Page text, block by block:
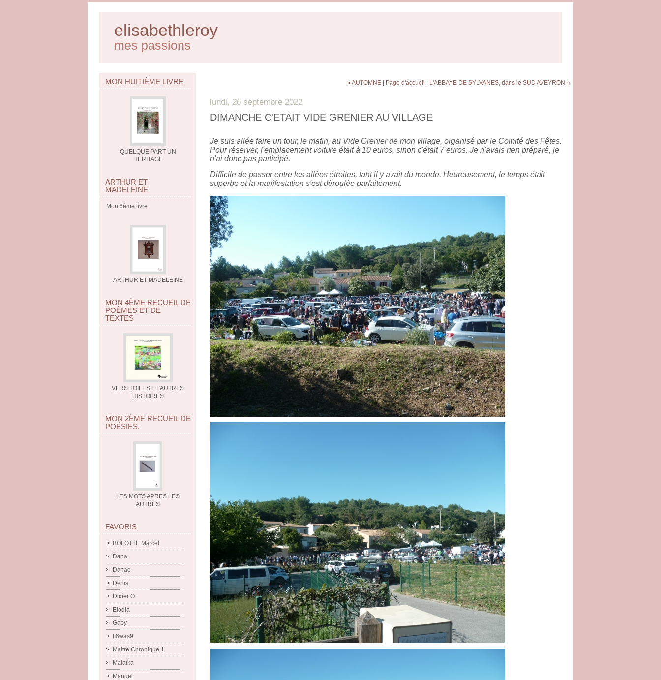
elisabethleroy
mes passions
MON HUITIÈME LIVRE
QUELQUE PART UN
HERITAGE
ARTHUR ET
MADELEINE
Mon 6ème livre
ARTHUR ET MADELEINE
MON 4ÈME RECUEIL DE
POÈMES ET DE
TEXTES
VERS TOILES ET AUTRES
HISTOIRES
MON 2ÈME RECUEIL DE
POÉSIES.
LES MOTS APRES LES
AUTRES
FAVORIS
BOLOTTE Marcel
Dana
Danae
Denis
Didier O.
Elodia
Gaby
If6was9
Maitre Chronique 1
Malaïka
Manuel
« AUTOMNE Page d'accueil L'ABBAYE DE SYLVANES, dans le SUD AVEYRON »
lundi, 26 septembre 2022
DIMANCHE C'ETAIT VIDE GRENIER AU VILLAGE
Je suis allée faire un tour, le matin, au Vide Grenier de mon village, organisé par le Comité des Fêtes.
Pour réserver, l'emplacement voiture était à 10 euros, sinon c'était 7 euros. Je n'avais rien préparé, je
n'ai donc pas participé.
Difficile de passer entre les allées étroites, tant il y avait du monde. Heureusement, le temps était
superbe et la manifestation s'est déroulée parfaitement.